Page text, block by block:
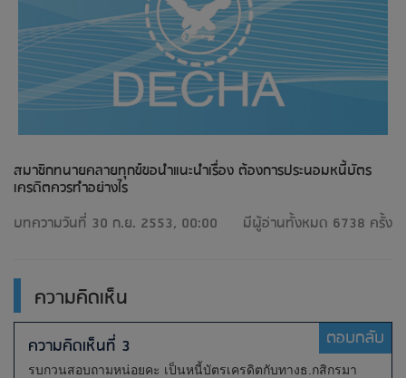
สมาชิกทนายคลายทุกข์ขอนำแนะนำเรื่อง ต้องการประนอมหนี้บัตร
เครดิตควรทำอย่างไร
บทความวันที่ 30 ก.ย. 2553, 00:00
มีผู้อ่านทั้งหมด 6738 ครั้ง
ความคิดเห็น
ความคิดเห็นที่ 3 ตอบกลับ
รบกวนสอบถามหน่อยคะ เป็นหนี้บัตรเครดิตกับทางธ.กสิกรมา